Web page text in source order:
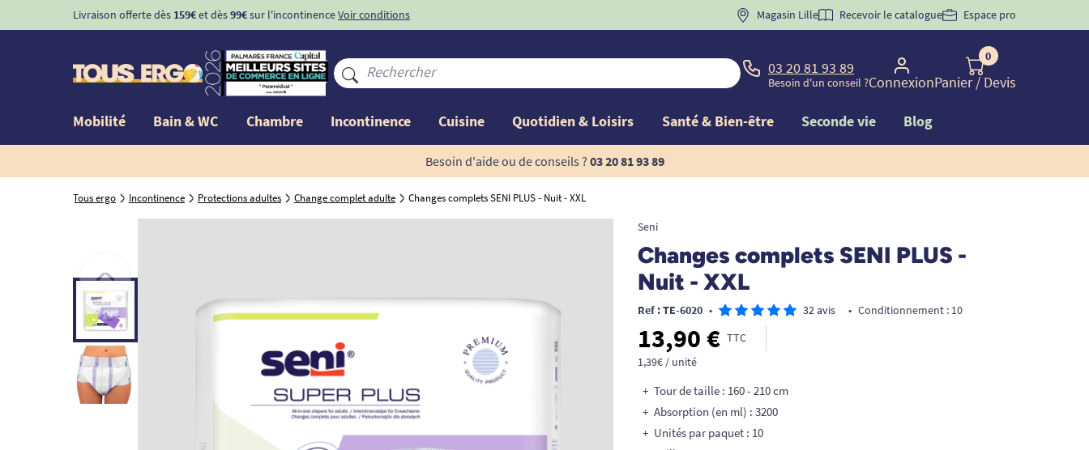
Livraison offerte dès 159€et dès99€sur l'incontinenceVoir conditions BIENVENUE" pourla 1ère commande d'incontinence
Magasin Lille Recevoir le catalogue Espace pro
03 20 81 93 89
Besoin d'un conseil ?Connexion
0
Panier/ Devis
Mobilité Bain & WC Chambre Incontinence Cuisine Quotidien & Loisirs Santé & Bien-être Seconde vie Blog
Besoin d'aide ou de conseils ? 03 20 81 93 89
Tous ergo Incontinence Protections adultes Change complet adulte Changes complets SENI PLUS - Nuit - XXL
Seni
Changes complets SENI PLUS -
Nuit - XXL
Ref : TE-6020 • 32 avis • Conditionnement : 10
13,90 € TTC
1,39€ / unité
Tour de taille : 160 - 210 cm
Absorption (en ml) : 3200
Unités par paquet : 10